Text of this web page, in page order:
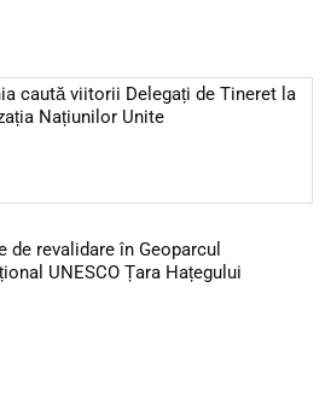
caută viitorii Delegați de Tineret la
Națiunilor UniteArticol: România
de revalidare în Geoparcul
UNESCO Țara Hațegului